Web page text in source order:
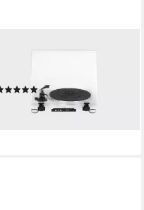
(2)
ab 545,00 €
lieferbar - in 2-3 Werktagen bei dir